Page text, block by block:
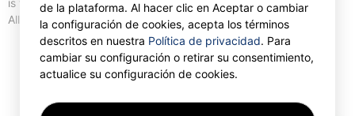
is trademark of Gettransport International Limited.
All rights reserved.
de la plataforma. Al hacer clic en Aceptar o cambiar
la configuración de cookies, acepta los términos
descritos en nuestra Política de privacidad. Para
cambiar su configuración o retirar su consentimiento,
actualice su configuración de cookies.